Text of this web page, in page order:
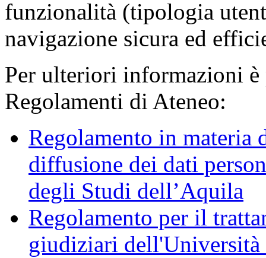
funzionalità (tipologia
navigazione sicura ed
Per ulteriori informazioni è
Regolamenti di Ateneo:
Regolamento in materia
diffusione dei dati
degli Studi dell’Aquila
Regolamento per il
giudiziari